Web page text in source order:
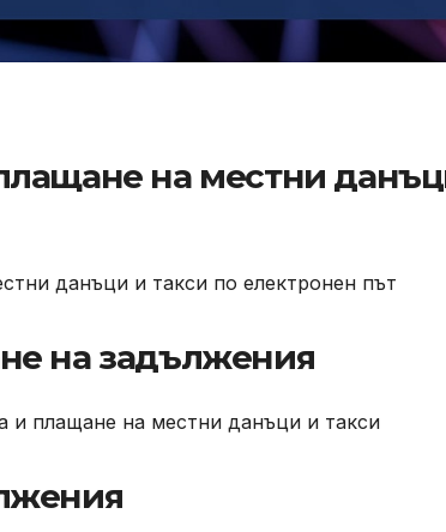
на местни
данъци и такси по електронен път
на задължения
и плащане на местни данъци и такси